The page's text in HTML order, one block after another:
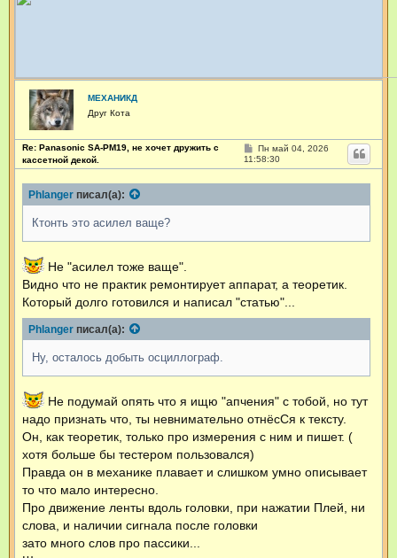
МЕХАНИКД
Друг Кота
Re: Panasonic SA-PM19, не хочет дружить с
кассетной декой.
С
о
о
Пн май 04, 2026
11:58:30
Phlanger писал(а):
Ктонть это асилел ваще?
Не "асилел тоже ваще".
Видно что не практик ремонтирует аппарат, а теоретик.
Который долго готовился и написал "статью"...
Phlanger писал(а):
Ну, осталось добыть осциллограф.
Не подумай опять что я ищю "апчения" с тобой, но тут
надо признать что, ты невнимательно отнёсСя к тексту.
Он, как теоретик, только про измерения с ним и пишет. (
хотя больше бы тестером пользовался)
Правда он в механике плавает и слишком умно описывает
то что мало интересно.
Про движение ленты вдоль головки, при нажатии Плей, ни
слова, и наличии сигнала после головки
зато много слов про пассики...